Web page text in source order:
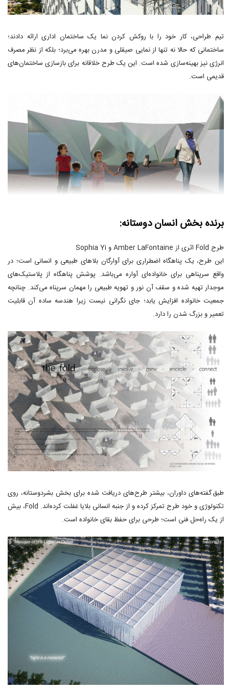
تیم طراحی، کار خود را با روکش کردن نما یک ساختمان اداری ارائه دادند؛
ساختمانی که حالا نه تنها از نمایی صیقلی و مدرن بهره می‌برد؛ بلکه از نظر مصرف
انرژی نیز بهینه‌سازی شده است. این یک طرح خلاقانه برای بازسازی ساختمان‌های
قدیمی است.
برنده بخش انسان دوستانه:
طرح Fold اثری از Amber LaFontaine و Sophia Yi
این طرح، یک پناهگاه اضطراری برای آوارگان بلاهای طبیعی و انسانی است؛ در
واقع سرپناهی برای خانواده‌ای آواره می‌باشد. پوشش پناهگاه از پلاستیک‌های
موجدار تهیه شده و سقف آن نور و تهویه طبیعی را مهمان سرپناه می‌کند. چنانچه
جمعیت خانواده افزایش یابد؛ جای نگرانی نیست زیرا هندسه ساده آن قابلیت
تعمیر و بزرگ شدن را دارد.
طبق گفته‌های داوران، بیشتر طرح‌های دریافت شده برای بخش بشردوستانه، روی
تکنولوژی و خود طرح تمرکز کرده و از جنبه انسانی بلایا غفلت کرده‌اند. Fold، بیش
از یک راه‌حل فنی است؛ طرحی برای حفظ بقای خانواده است.